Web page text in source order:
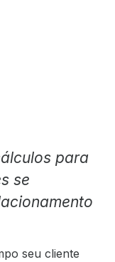
para
se
seu cliente